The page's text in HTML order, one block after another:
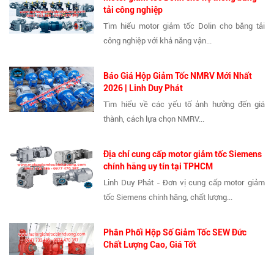
tải công nghiệp
Tìm hiểu motor giảm tốc Dolin cho băng tải
công nghiệp với khả năng vận...
Báo Giá Hộp Giảm Tốc NMRV Mới Nhất
2026 | Linh Duy Phát
Tìm hiểu về các yếu tố ảnh hưởng đến giá
thành, cách lựa chọn NMRV...
Địa chỉ cung cấp motor giảm tốc Siemens
chính hãng uy tín tại TPHCM
Linh Duy Phát - Đơn vị cung cấp motor giảm
tốc Siemens chính hãng, chất lượng...
Phân Phối Hộp Số Giảm Tốc SEW Đức
Chất Lượng Cao, Giá Tốt